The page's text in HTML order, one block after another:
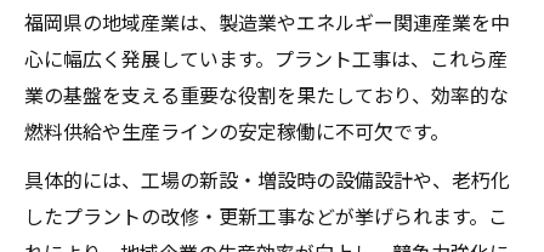
プラント工事と配管技術の融合が生む強み
効率性と安全性を高める施工方法の工夫
福岡酸素など業界の技術革新事例を紹介
燃料配管工事で注目される新素材と施工法
プラント工事に求められる安全と品質確保のポ
イント
福岡県の地域産業は、製造業やエネルギー関連産業を中
心に幅広く発展しています。プラント工事は、これら産
業の基盤を支える重要な役割を果たしており、効率的な
燃料供給や生産ラインの安定稼働に不可欠です。
具体的には、工場の新設・増設時の設備設計や、老朽化
したプラントの改修・更新工事などが挙げられます。こ